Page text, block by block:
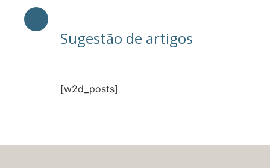
Sugestão de artigos
[w2d_posts]